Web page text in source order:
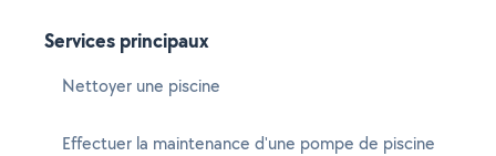
Services principaux
Nettoyer une piscine
Effectuer la maintenance d'une pompe de piscine